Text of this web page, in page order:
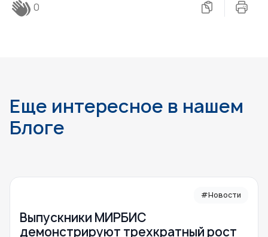
0
Еще интересное в нашем
Блоге
#Новости
Выпускники МИРБИС
демонстрируют трехкратный рост